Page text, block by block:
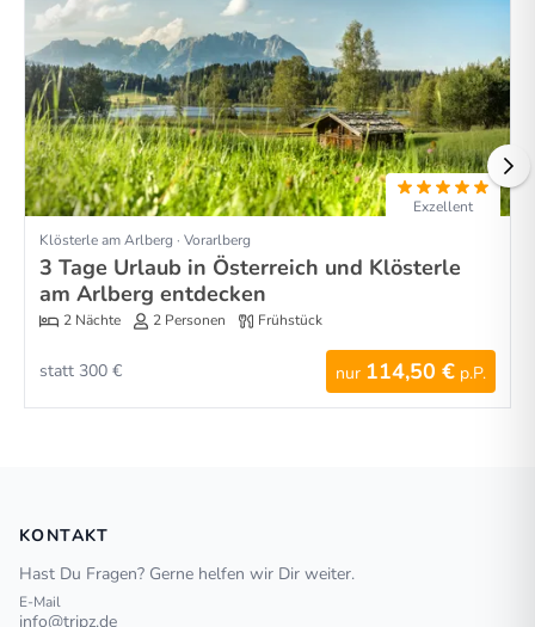
Exzellent
Klösterle am Arlberg · Vorarlberg
3 Tage Urlaub in Österreich und Klösterle
am Arlberg entdecken
2 Nächte 2 Personen Frühstück
nur 114,50 € p.P.
statt 300 €
KONTAKT
Hast Du Fragen? Gerne helfen wir Dir weiter.
E-Mail
info@tripz.de